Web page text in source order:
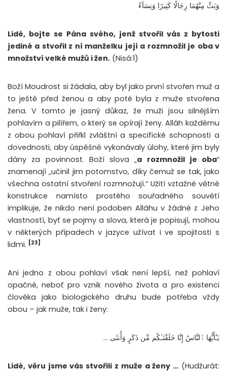
وَبَثَّ مِنْهُمَا رِجَالًا كَثِيرًا وَنِسَآءً
Lidé, bojte se Pána svého, jenž stvořil vás z bytosti
jediné a stvořil z ní manželku její a rozmnožil je oba v
množství velké mužů i žen. (Nisá:1)
Boží Moudrost si žádala, aby byl jako první stvořen muž a
to ještě před ženou a aby poté byla z muže stvořena
žena. V tomto je jasný důkaz, že muži jsou silnějším
pohlavím a pilířem, o který se opírají ženy. Alláh každému
z obou pohlaví přiřkl zvláštní a specifické schopnosti a
dovednosti, aby úspěšně vykonávaly úlohy, které jim byly
dány za povinnost. Boží slova „a rozmnožil je oba“
znamenají „učinil jim potomstvo, díky čemuž se tak, jako
všechna ostatní stvoření rozmnožují.“ Užití vztažné větné
konstrukce namísto prostého souřadného souvětí
implikuje, že nikdo není podoben Alláhu v žádné z Jeho
vlastností, byť se pojmy a slova, která je popisují, mohou
v některých případech v jazyce užívat i ve spojitosti s
lidmi. [23]
Ani jedno z obou pohlaví však není lepší, než pohlaví
opačné, neboť pro vznik nového života a pro existenci
člověka jako biologického druhu bude potřeba vždy
obou – jak muže, tak i ženy:
يَـٰٓأَيُّهَا ٱلنَّاسُ إِنَّا خَلَقْنَـٰكُم مِّن ذَكَرٍ وَأُنثَى …
Lidé, věru jsme vás stvořili z muže a ženy … (Hudžurát: